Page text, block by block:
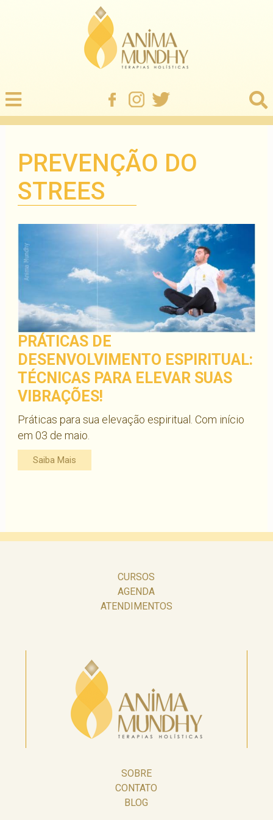
PREVENÇÃO DO
STREES
PRÁTICAS DE
DESENVOLVIMENTO ESPIRITUAL:
TÉCNICAS PARA ELEVAR SUAS
VIBRAÇÕES!
Práticas para sua elevação espiritual. Com início
em 03 de maio.
Saiba Mais
CURSOS
AGENDA
ATENDIMENTOS
SOBRE
CONTATO
BLOG